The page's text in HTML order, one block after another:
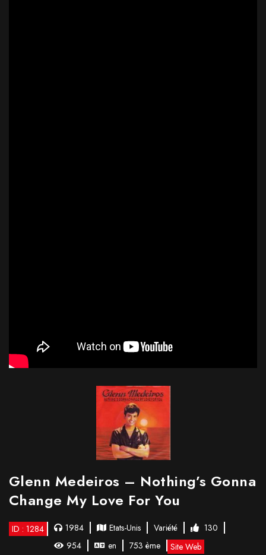
Glenn Medeiros – Nothing’s Gonna
Change My Love For You
ID : 1284 1984 Etats-Unis Variété
130
954
en 753 ème Site Web